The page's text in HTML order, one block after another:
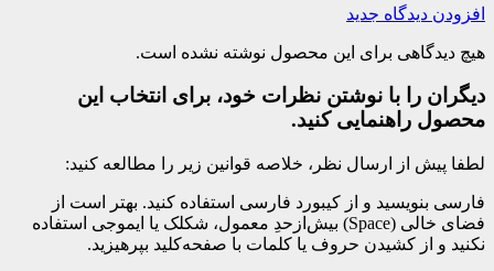
افزودن دیدگاه جدید
هیچ دیدگاهی برای این محصول نوشته نشده است.
دیگران را با نوشتن نظرات خود، برای انتخاب این
محصول راهنمایی کنید.
لطفا پیش از ارسال نظر، خلاصه قوانین زیر را مطالعه کنید:
فارسی بنویسید و از کیبورد فارسی استفاده کنید. بهتر است از
فضای خالی (Space) بیش‌از‌حدِ معمول، شکلک یا ایموجی استفاده
نکنید و از کشیدن حروف یا کلمات با صفحه‌کلید بپرهیزید.